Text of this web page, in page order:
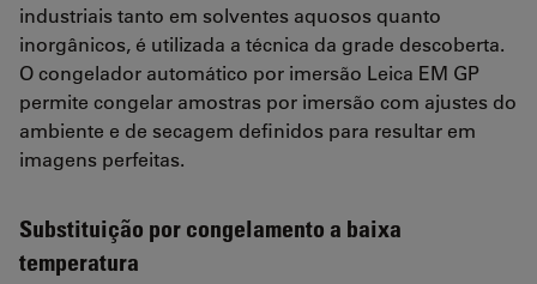
industriais tanto em solventes aquosos quanto
inorgânicos, é utilizada a técnica da grade descoberta.
O congelador automático por imersão Leica EM GP
permite congelar amostras por imersão com ajustes do
ambiente e de secagem definidos para resultar em
imagens perfeitas.
Substituição por congelamento a baixa
temperatura